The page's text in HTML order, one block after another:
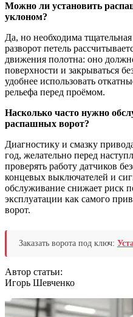
Можно ли установить
уклоном?
Да, но необходима
разворот петель
движения полотна: оно
поверхности и закрываться
удобнее использовать
рельефа перед проёмом.
Насколько часто нужно
распашных ворот?
Диагностику и смазку
год, желательно перед
проверять работу датчиков
концевых выключателей и
обслуживание снижает риск
эксплуатации как самого
ворот.
Заказать ворота под ключ:
Автор статьи:
Игорь Шевченко